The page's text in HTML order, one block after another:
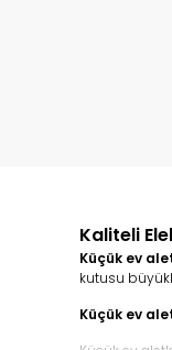
Kaliteli
Küçük ev
kutusu
Küçük ev